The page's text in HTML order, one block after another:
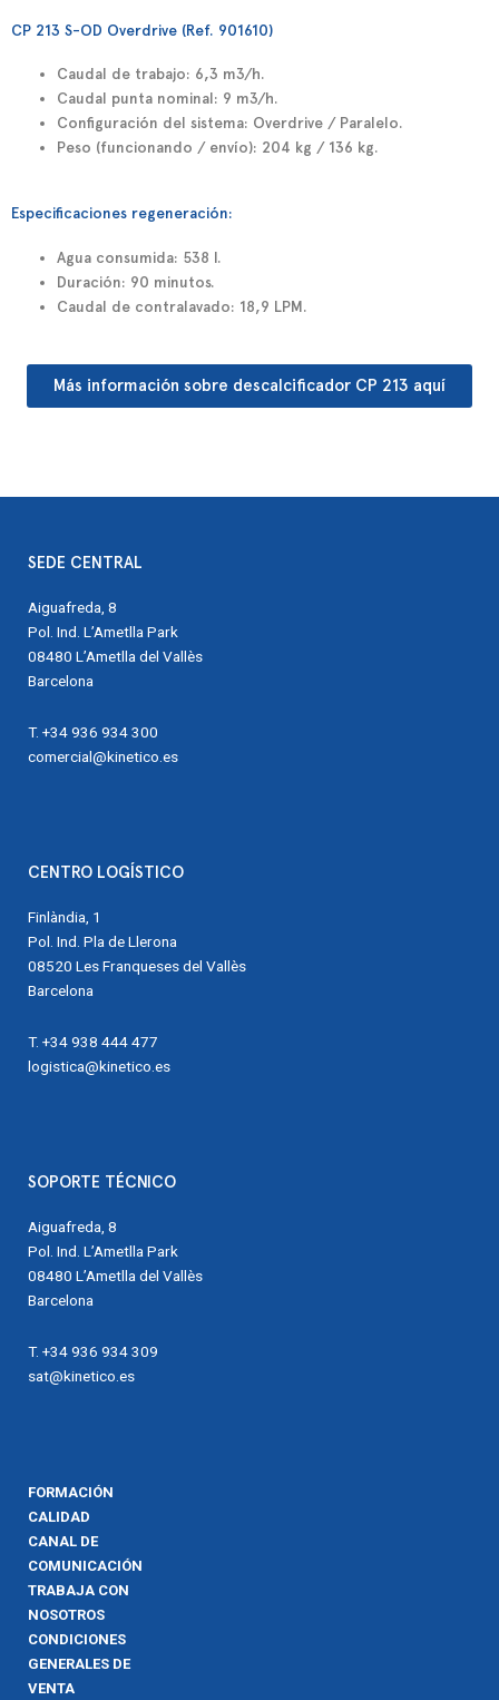
CP 213 S-OD Overdrive (Ref. 901610)
Caudal de trabajo: 6,3 m3/h.
Caudal punta nominal: 9 m3/h.
Configuración del sistema: Overdrive / Paralelo.
Peso (funcionando / envío): 204 kg / 136 kg.
Especificaciones regeneración:
Agua consumida: 538 l.
Duración: 90 minutos.
Caudal de contralavado: 18,9 LPM.
Más información sobre descalcificador CP 213 aquí
SEDE CENTRAL
Aiguafreda, 8
Pol. Ind. L’Ametlla Park
08480 L’Ametlla del Vallès
Barcelona
T. +34 936 934 300
comercial@kinetico.es
CENTRO LOGÍSTICO
Finlàndia, 1
Pol. Ind. Pla de Llerona
08520 Les Franqueses del Vallès
Barcelona
T. +34 938 444 477
logistica@kinetico.es
SOPORTE TÉCNICO
Aiguafreda, 8
Pol. Ind. L’Ametlla Park
08480 L’Ametlla del Vallès
Barcelona
T. +34 936 934 309
sat@kinetico.es
FORMACIÓN
CALIDAD
CANAL DE
COMUNICACIÓN
TRABAJA CON
NOSOTROS
CONDICIONES
GENERALES DE
VENTA